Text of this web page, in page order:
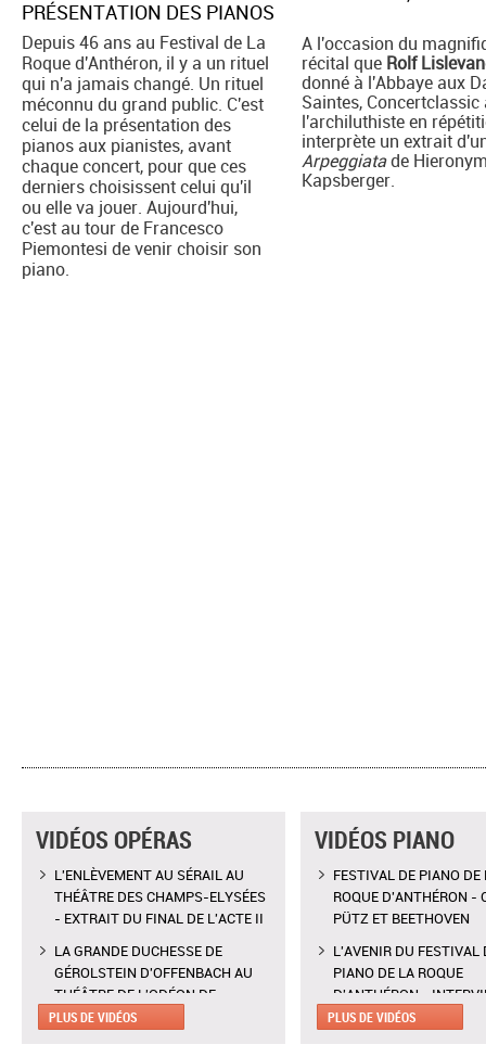
PRÉSENTATION DES PIANOS
Depuis 46 ans au Festival de La
Roque d'Anthéron, il y a un rituel
qui n'a jamais changé. Un rituel
méconnu du grand public. C'est
celui de la présentation des
pianos aux pianistes, avant
chaque concert, pour que ces
derniers choisissent celui qu'il
ou elle va jouer. Aujourd'hui,
c'est au tour de Francesco
Piemontesi de venir choisir son
piano.
A l'occasion du
récital que Rolf
donné à l'Abbaye aux
Saintes,
l'archiluthiste en
interprète un extrait
Arpeggiatade
Kapsberger.
VIDÉOS OPÉRAS
L'ENLÈVEMENT AU SÉRAIL AU
THÉÂTRE DES CHAMPS-ELYSÉES
- EXTRAIT DU FINAL DE L'ACTE II
LA GRANDE DUCHESSE DE
GÉROLSTEIN D'OFFENBACH AU
THÉÂTRE DE L'ODÉON DE
MARSEILLE - EXTRAIT DE "AH !
PLUS DE VIDÉOS
VIDÉOS PIANO
FESTIVAL DE PIANO DE
ROQUE D'ANTHÉRON -
PÜTZ ET BEETHOVEN
L'AVENIR DU FESTIVAL
PIANO DE LA ROQUE
D'ANTHÉRON -
CLAIRE DÉSERT, CO-
PLUS DE VIDÉOS